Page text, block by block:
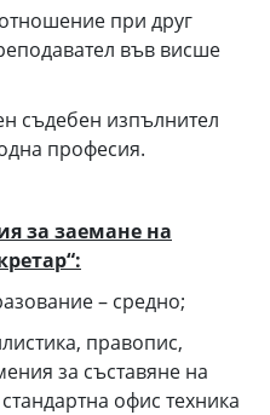
при друг
във висше
съдебен изпълнител
професия.
за заемане на
– средно;
правопис,
за съставяне на
офис техника